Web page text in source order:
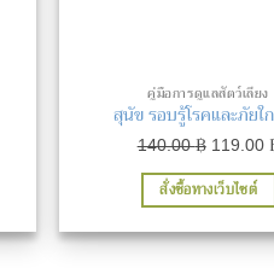
คู่มือการดูแลสัตว์เลี้ยง
สุนัข รอบรู้โรคและภัยใ
140.00฿ Original
price
was:
119.00
สั่งซื้อทางเว็บไซต์